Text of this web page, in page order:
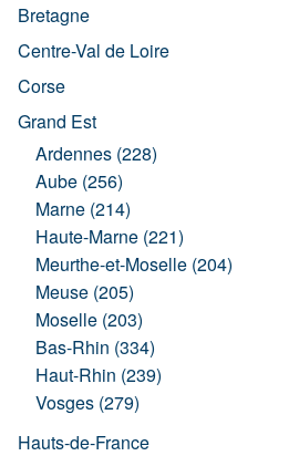
Bretagne
Centre-Val de Loire
Corse
Grand Est
Ardennes (228)
Aube (256)
Marne (214)
Haute-Marne (221)
Meurthe-et-Moselle (204)
Meuse (205)
Moselle (203)
Bas-Rhin (334)
Haut-Rhin (239)
Vosges (279)
Hauts-de-France